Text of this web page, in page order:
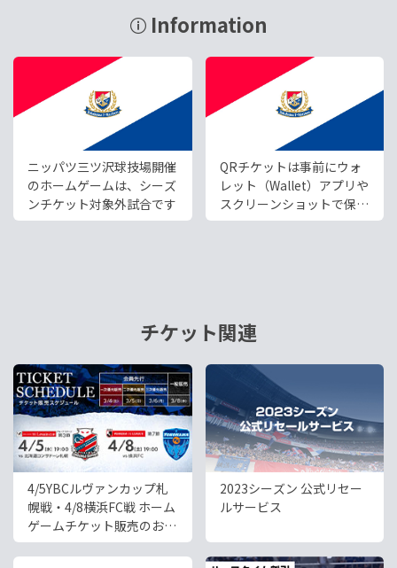
Information
ニッパツ三ツ沢球技場開催
のホームゲームは、シーズ
ンチケット対象外試合です
QRチケットは事前にウォ
レット（Wallet）アプリや
スクリーンショットで保存
をして、ご来場ください。
チケット関連
4/5YBCルヴァンカップ札
幌戦・4/8横浜FC戦 ホーム
ゲームチケット販売のお知
らせ
2023シーズン 公式リセー
ルサービス